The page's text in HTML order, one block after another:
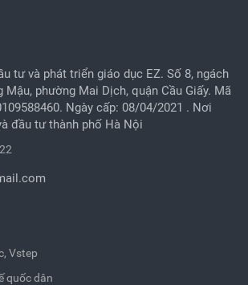
tư và phát triển giáo dục EZ. Số 8, ngách
Mậu, phường Mai Dịch, quận Cầu Giấy. Mã
Ngày cấp: 08/04/2021 . Nơi
đầu tư thành phố Hà Nội
Vstep
quốc dân